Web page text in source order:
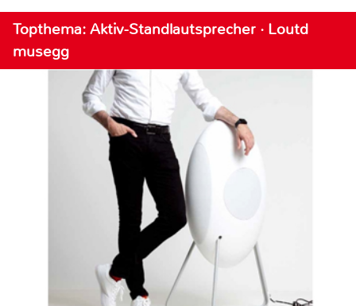
Topthema: Aktiv-Standlautsprecher · Loutd
musegg